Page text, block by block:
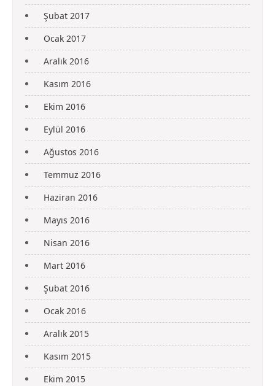
Şubat 2017
Ocak 2017
Aralık 2016
Kasım 2016
Ekim 2016
Eylül 2016
Ağustos 2016
Temmuz 2016
Haziran 2016
Mayıs 2016
Nisan 2016
Mart 2016
Şubat 2016
Ocak 2016
Aralık 2015
Kasım 2015
Ekim 2015